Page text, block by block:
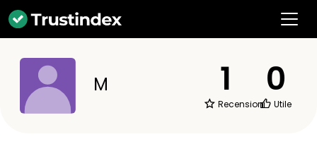
M 1
Recensioni
0
Utile